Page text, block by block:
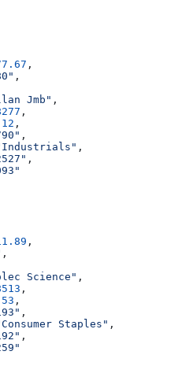
,
,
Jmb" ,
,
,
,
,
,
,
,
Science" ,
,
,
,
Staples" ,
,